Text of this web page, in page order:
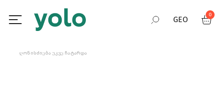
GEO
0
ᲦᲝᲜᲘᲡᲫᲘᲔᲑᲐ ᲣᲙᲕᲔ ᲩᲐᲢᲐᲠᲓᲐ